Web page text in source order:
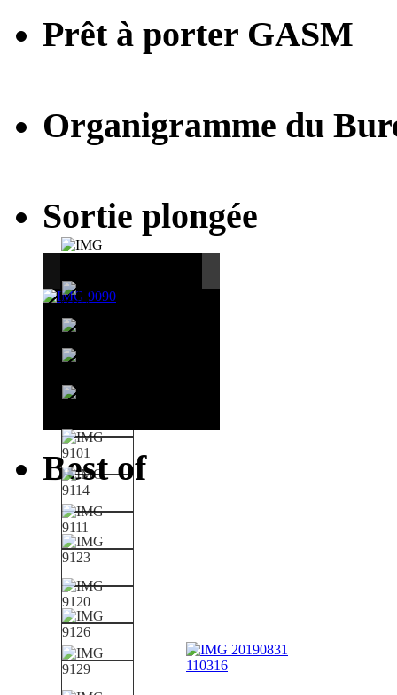
Prêt à porter GASM
Organigramme du
Sortie plongée
Best of